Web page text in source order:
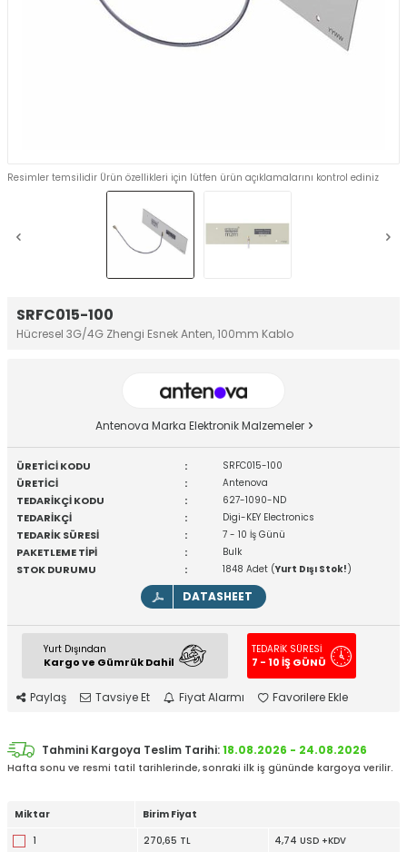
SRFC015-100
Hücresel 3G/4G Zhengi Esnek Anten, 100mm Kablo
Resimler temsilidir Ürün özellikleri için lütfen ürün açıklamalarını kontrol ediniz
Antenova Marka Elektronik Malzemeler
ÜRETİCİ KODU : SRFC015-100
ÜRETİCİ : Antenova
TEDARİKÇİ KODU : 627-1090-ND
TEDARİKÇİ : Digi-KEY Electronics
TEDARİK SÜRESİ : 7 - 10 İş Günü
PAKETLEME TİPİ : Bulk
STOK DURUMU : 1848 Adet (Yurt Dışı Stok!)
DATASHEET
Yurt Dışından
Kargo ve Gümrük Dahil
TEDARİK SÜRESİ
7 - 10 İŞ GÜNÜ
Paylaş Tavsiye Et Fiyat Alarmı Favorilere Ekle
Tahmini Kargoya Teslim Tarihi:18.08.2026 - 24.08.2026
Hafta sonu ve resmi tatil tarihlerinde, sonraki ilk iş gününde kargoya verilir.
Miktar
Birim Fiyat
1
270,65 TL 4,74 USD +KDV